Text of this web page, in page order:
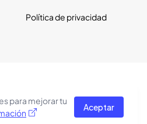
Política de privacidad
reservados.
en una plantilla de
Pro Blogger
para mejorar tu
Aceptar